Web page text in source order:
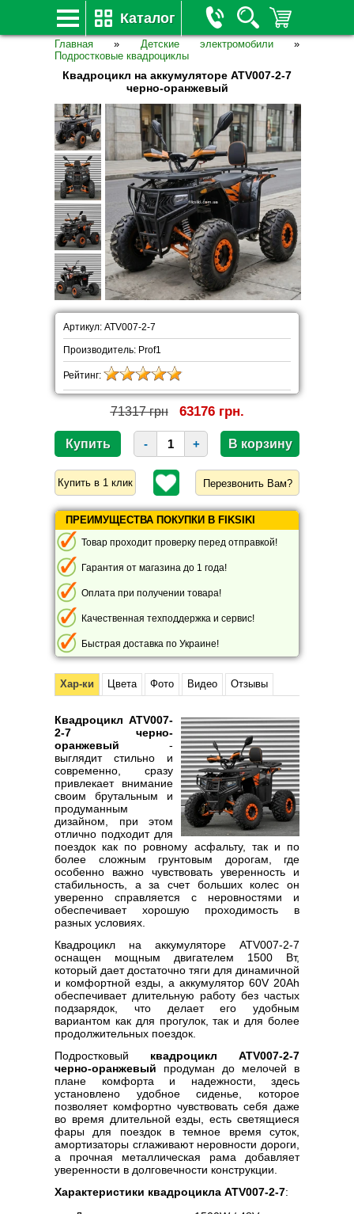
Каталог
Главная » Детские электромобили
»
Подростковые квадроциклы
Квадроцикл на аккумуляторе ATV007-2-7
черно-оранжевый
Артикул: ATV007-2-7
Производитель: Prof1
Рейтинг:
71317 грн 63176 грн.
- +
Перезвонить Вам?
ПРЕИМУЩЕСТВА ПОКУПКИ В FIKSIKI
Товар проходит проверку перед отправкой!
Гарантия от магазина до 1 года!
Оплата при получении товара!
Качественная техподдержка и сервис!
Быстрая доставка по Украине!
Хар-ки Цвета Фото Видео Отзывы
Квадроцикл ATV007-
2-7 черно-
оранжевый -
выглядит стильно и
современно, сразу
привлекает внимание
своим брутальным и
продуманным
дизайном, при этом
отлично подходит для
поездок как по ровному асфальту, так и по
более сложным грунтовым дорогам, где
особенно важно чувствовать уверенность и
стабильность, а за счет больших колес он
уверенно справляется с неровностями и
обеспечивает хорошую проходимость в
разных условиях.
Квадроцикл на аккумуляторе ATV007-2-7
оснащен мощным двигателем 1500 Вт,
который дает достаточно тяги для динамичной
и комфортной езды, а аккумулятор 60V 20Ah
обеспечивает длительную работу без частых
подзарядок, что делает его удобным
вариантом как для прогулок, так и для более
продолжительных поездок.
Подростковый квадроцикл ATV007-2-7
черно-оранжевый продуман до мелочей в
плане комфорта и надежности, здесь
установлено удобное сиденье, которое
позволяет комфортно чувствовать себя даже
во время длительной езды, есть светящиеся
фары для поездок в темное время суток,
амортизаторы сглаживают неровности дороги,
а прочная металлическая рама добавляет
уверенности в долговечности конструкции.
Характеристики квадроцикла ATV007-2-7: